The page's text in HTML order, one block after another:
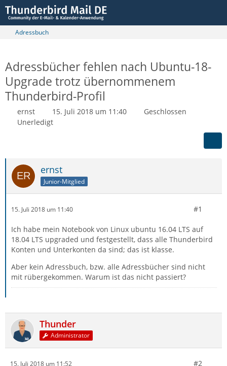
Adressbuch
Adressbücher fehlen nach Ubuntu-18-
Upgrade trotz übernommenem
Thunderbird-Profil
ernst 15. Juli 2018 um 11:40
Geschlossen
Unerledigt
ernst
Junior-Mitglied
15. Juli 2018 um 11:40 #1
Ich habe mein Notebook von Linux ubuntu 16.04 LTS auf
18.04 LTS upgraded und festgestellt, dass alle Thunderbird
Konten und Unterkonten da sind; das ist klasse.
Aber kein Adressbuch, bzw. alle Adressbücher sind nicht
mit rübergekommen. Warum ist das nicht passiert?
Thunder
Administrator
15. Juli 2018 um 11:52 #2